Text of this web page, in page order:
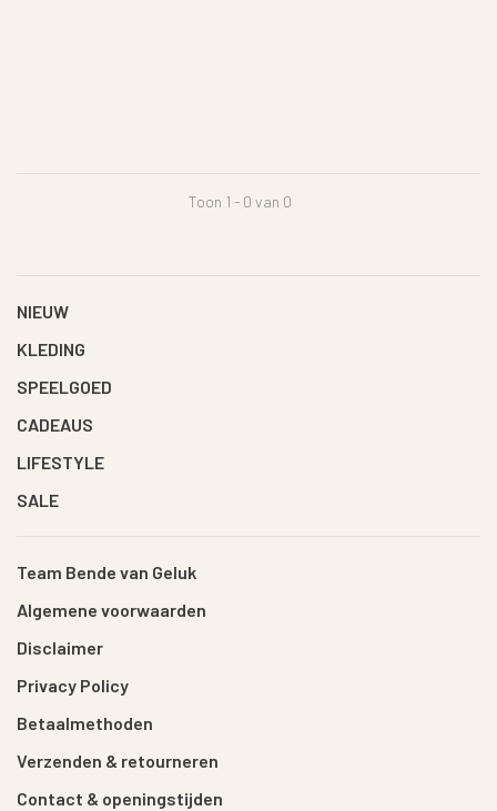
Toon 1 - 0 van 0
NIEUW
KLEDING
SPEELGOED
CADEAUS
LIFESTYLE
SALE
Team Bende van Geluk
Algemene voorwaarden
Disclaimer
Privacy Policy
Betaalmethoden
Verzenden & retourneren
Contact & openingstijden